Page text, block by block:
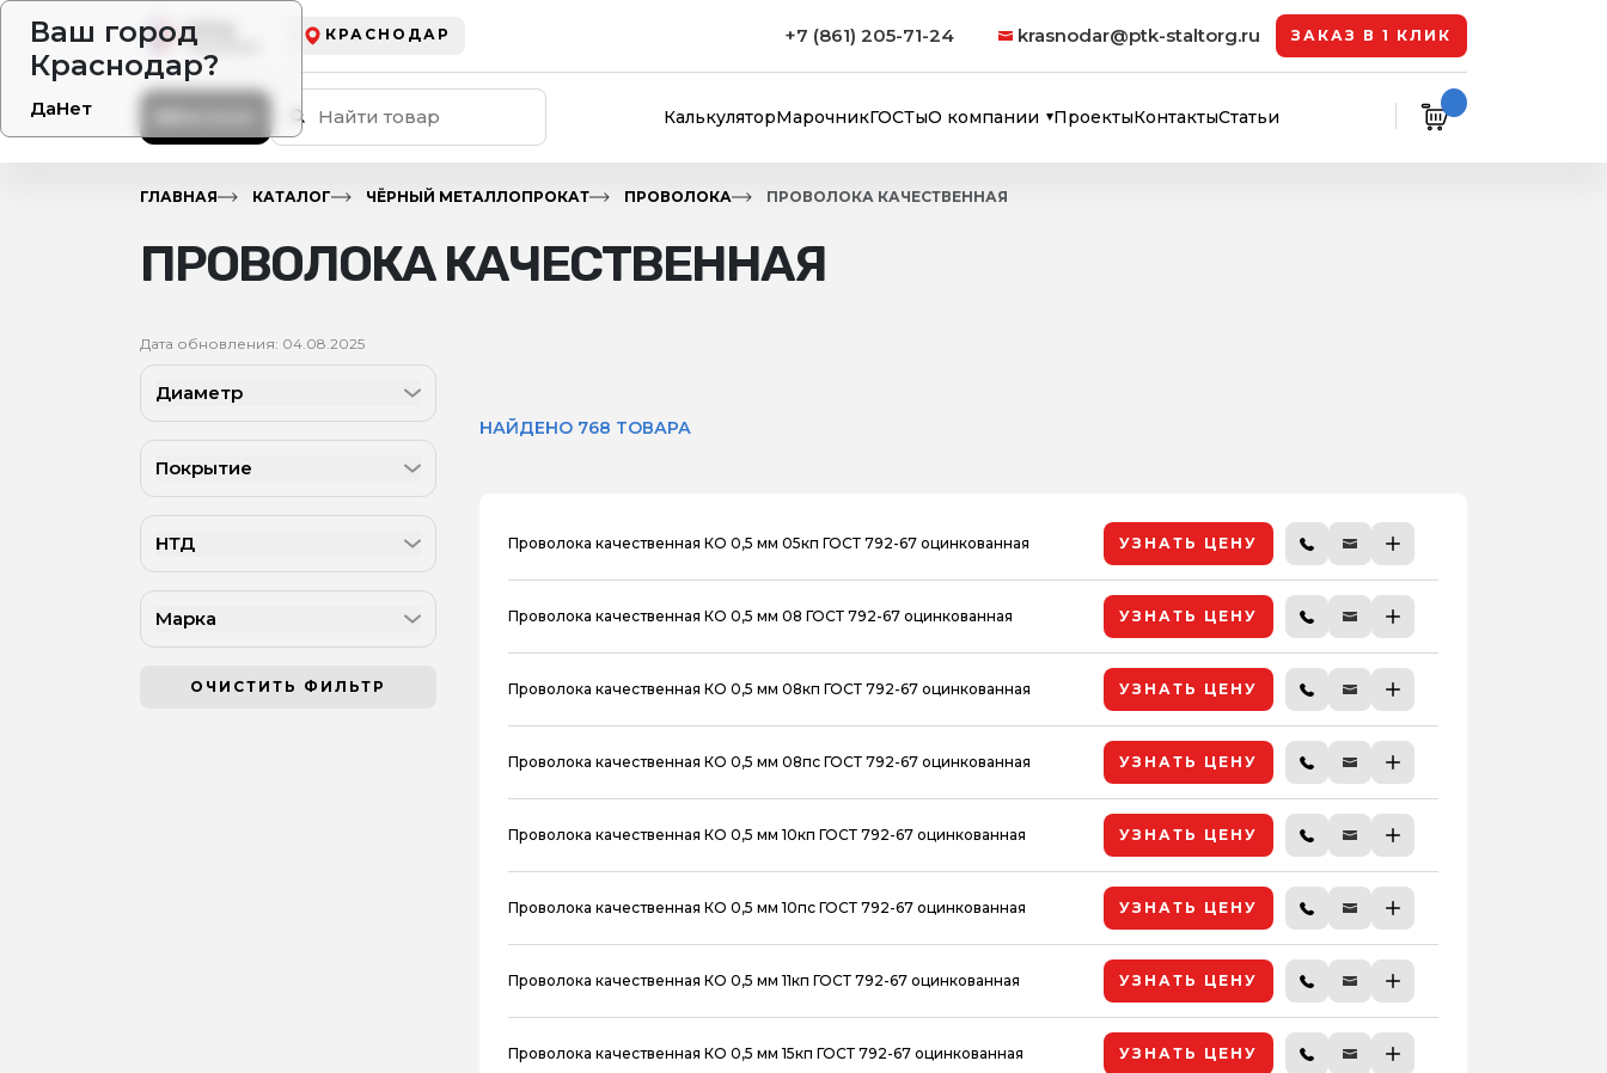
Ваш город
Краснодар?
ДаНет
КРАСНОДАР +7 (861) 205-71-24 krasnodar@ptk-staltorg.ru ЗАКАЗ В 1 КЛИК
КалькуляторМарочникГОСТыО компании ПроектыКонтактыСтатьи
ГЛАВНАЯ КАТАЛОГ ЧЁРНЫЙ МЕТАЛЛОПРОКАТ ПРОВОЛОКА ПРОВОЛОКА КАЧЕСТВЕННАЯ
ПРОВОЛОКА КАЧЕСТВЕННАЯ
Дата обновления: 04.08.2025
Диаметр
Покрытие
НТД
Марка
ОЧИСТИТЬ ФИЛЬТР
НАЙДЕНО 768 ТОВАРА
Проволока качественная КО 0,5 мм 05кп ГОСТ 792-67 оцинкованная УЗНАТЬ ЦЕНУ
Проволока качественная КО 0,5 мм 08 ГОСТ 792-67 оцинкованная УЗНАТЬ ЦЕНУ
Проволока качественная КО 0,5 мм 08кп ГОСТ 792-67 оцинкованная УЗНАТЬ ЦЕНУ
Проволока качественная КО 0,5 мм 08пс ГОСТ 792-67 оцинкованная УЗНАТЬ ЦЕНУ
Проволока качественная КО 0,5 мм 10кп ГОСТ 792-67 оцинкованная УЗНАТЬ ЦЕНУ
Проволока качественная КО 0,5 мм 10пс ГОСТ 792-67 оцинкованная УЗНАТЬ ЦЕНУ
Проволока качественная КО 0,5 мм 11кп ГОСТ 792-67 оцинкованная УЗНАТЬ ЦЕНУ
Проволока качественная КО 0,5 мм 15кп ГОСТ 792-67 оцинкованная УЗНАТЬ ЦЕНУ